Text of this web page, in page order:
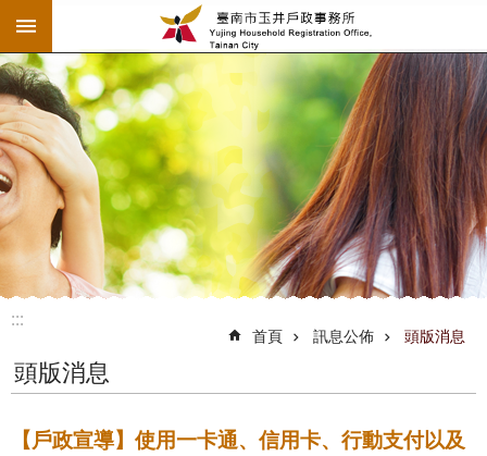
跳到主要內容區塊
:::
:::
首頁 訊息公佈 頭版消息
頭版消息
【戶政宣導】使用一卡通、信用卡、行動支付以及